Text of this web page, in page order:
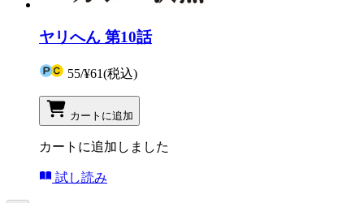
ヤリへん 第10話
55/¥61(税込)
カートに追加
カートに追加しました
試し読み